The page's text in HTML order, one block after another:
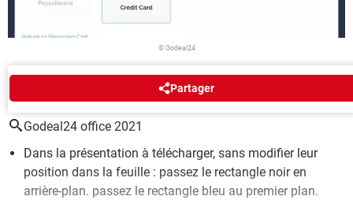
© Godeal24
Partager
AUTOUR DU MÊME SUJET
Godeal24 office 2021
Dans la présentation à télécharger, sans modifier leur
position dans la feuille : passez le rectangle noir en
arrière-plan. passez le rectangle bleu au premier plan.